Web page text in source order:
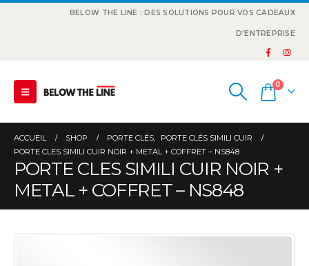
BELOW THE LINE : DES SOLUTIONS POUR VOS CADEAUX
D'ENTREPRISE
0
ACCUEIL SHOP PORTE CLÉS,
PORTE CLÉS SIMILI CUIR
PORTE CLES SIMILI CUIR NOIR + METAL + COFFRET – NS848
PORTE CLES SIMILI CUIR NOIR +
METAL + COFFRET – NS848